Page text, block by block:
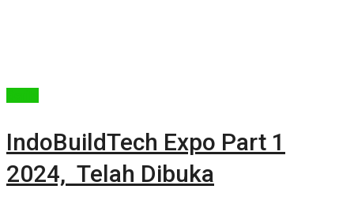
IndoBuildTech Expo Part 1
2024, Telah Dibuka